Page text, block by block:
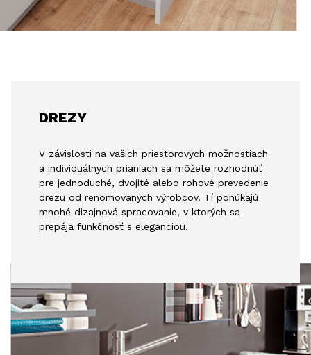
DREZY
V závislosti na vašich priestorových možnostiach
a individuálnych prianiach sa môžete rozhodnúť
pre jednoduché, dvojité alebo rohové prevedenie
drezu od renomovaných výrobcov. Tí ponúkajú
mnohé dizajnová spracovanie, v ktorých sa
prepája funkčnosť s eleganciou.